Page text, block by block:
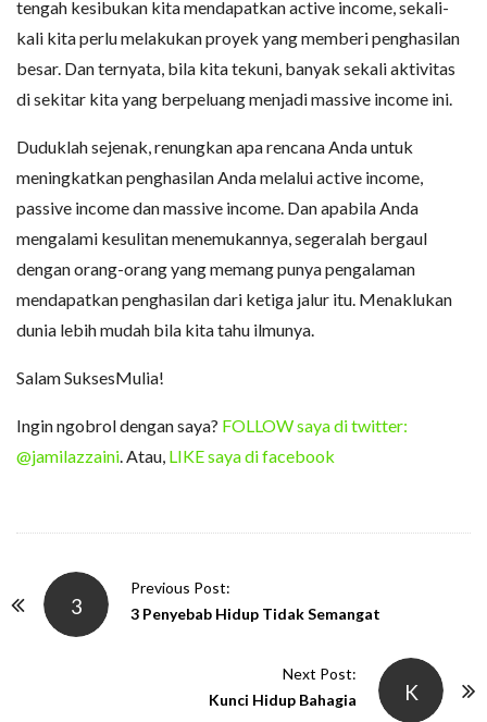
tengah kesibukan kita mendapatkan active income, sekali-
kali kita perlu melakukan proyek yang memberi penghasilan
besar. Dan ternyata, bila kita tekuni, banyak sekali aktivitas
di sekitar kita yang berpeluang menjadi massive income ini.
Duduklah sejenak, renungkan apa rencana Anda untuk
meningkatkan penghasilan Anda melalui active income,
passive income dan massive income. Dan apabila Anda
mengalami kesulitan menemukannya, segeralah bergaul
dengan orang-orang yang memang punya pengalaman
mendapatkan penghasilan dari ketiga jalur itu. Menaklukan
dunia lebih mudah bila kita tahu ilmunya.
Salam SuksesMulia!
Ingin ngobrol dengan saya? FOLLOW saya di twitter:
@jamilazzaini. Atau, LIKE saya di facebook
3
Previous Post:
3 Penyebab Hidup Tidak Semangat
K
Next Post:
Kunci Hidup Bahagia